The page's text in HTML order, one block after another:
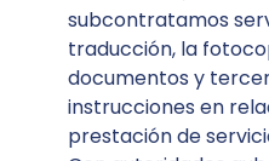
subcontratamos
traducción, la
documentos y
instrucciones en
prestación de